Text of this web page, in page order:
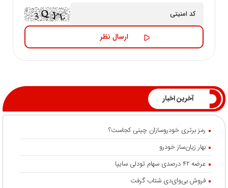
آخرین اخبار
رمز برتری خودروسازان چینی کجاست؟
بهار زیان‌ساز خودرو
عرضه ۴۲ درصدی سهام تودلی سایپا
فروش بی‌وای‌دی شتاب گرفت